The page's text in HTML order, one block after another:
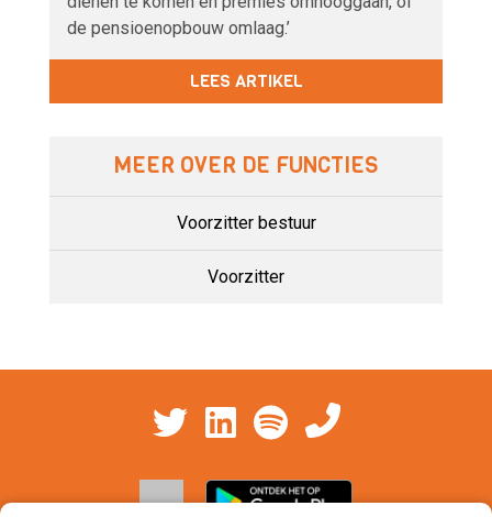
de pensioenopbouw omlaag.’
LEES ARTIKEL
MEER OVER DE FUNCTIES
Voorzitter bestuur
Voorzitter